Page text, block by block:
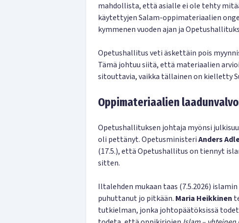
mahdollista, että asialle ei ole tehty
käytettyjen Salam-oppimateriaalien
kymmenen vuoden ajan ja
Opetushallitus veti äskettäin pois
Tämä johtuu siitä, että materiaalien
sitouttavia, vaikka tällainen on kielletty
Oppimateriaalien
Opetushallituksen johtaja myönsi
oli pettänyt. OpetusministeriAnders
(17.5.), että Opetus­hallitus on tiennyt
sitten.
Iltalehden mukaan taas (7.5.2026)
puhuttanut jo pitkään. Maria Heikkinen
tutkielman, jonka johtopäätöksissä